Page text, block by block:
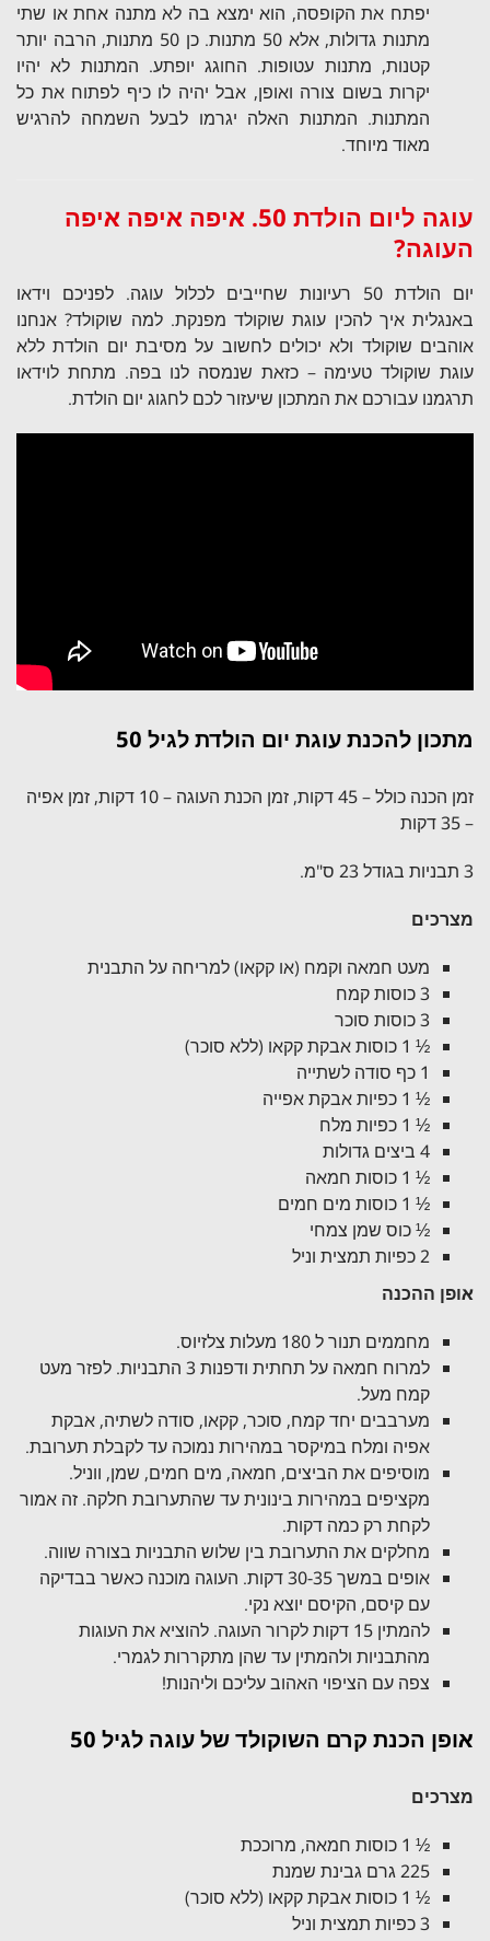
יפתח את הקופסה, הוא ימצא בה לא מתנה אחת או שתי
מתנות גדולות, אלא 50 מתנות. כן 50 מתנות, הרבה יותר
קטנות, מתנות עטופות. החוגג יופתע. המתנות לא יהיו
יקרות בשום צורה ואופן, אבל יהיה לו כיף לפתוח את כל
המתנות. המתנות האלה יגרמו לבעל השמחה להרגיש
מאוד מיוחד.
עוגה ליום הולדת 50. איפה איפה איפה
העוגה?
יום הולדת 50 רעיונות שחייבים לכלול עוגה. לפניכם וידאו
באנגלית איך להכין עוגת שוקולד מפנקת. למה שוקולד? אנחנו
אוהבים שוקולד ולא יכולים לחשוב על מסיבת יום הולדת ללא
עוגת שוקולד טעימה – כזאת שנמסה לנו בפה. מתחת לוידאו
תרגמנו עבורכם את המתכון שיעזור לכם לחגוג יום הולדת.
מתכון להכנת עוגת יום הולדת לגיל 50
זמן הכנה כולל – 45 דקות, זמן הכנת העוגה – 10 דקות, זמן אפיה
– 35 דקות
3 תבניות בגודל 23 ס"מ.
מצרכים
מעט חמאה וקמח (או קקאו) למריחה על התבנית
3 כוסות קמח
3 כוסות סוכר
½ 1 כוסות אבקת קקאו (ללא סוכר)
1 כף סודה לשתייה
½ 1 כפיות אבקת אפייה
½ 1 כפיות מלח
4 ביצים גדולות
½ 1 כוסות חמאה
½ 1 כוסות מים חמים
½ כוס שמן צמחי
2 כפיות תמצית וניל
אופן ההכנה
מחממים תנור ל 180 מעלות צלזיוס.
למרוח חמאה על תחתית ודפנות 3 התבניות. לפזר מעט
קמח מעל.
מערבבים יחד קמח, סוכר, קקאו, סודה לשתיה, אבקת
אפיה ומלח במיקסר במהירות נמוכה עד לקבלת תערובת.
מוסיפים את הביצים, חמאה, מים חמים, שמן, ווניל.
מקציפים במהירות בינונית עד שהתערובת חלקה. זה אמור
לקחת רק כמה דקות.
מחלקים את התערובת בין שלוש התבניות בצורה שווה.
אופים במשך 30-35 דקות. העוגה מוכנה כאשר בבדיקה
עם קיסם, הקיסם יוצא נקי.
להמתין 15 דקות לקרור העוגה. להוציא את העוגות
מהתבניות ולהמתין עד שהן מתקררות לגמרי.
צפה עם הציפוי האהוב עליכם וליהנות!
אופן הכנת קרם השוקולד של עוגה לגיל 50
מצרכים
½ 1 כוסות חמאה, מרוככת
225 גרם גבינת שמנת
½ 1 כוסות אבקת קקאו (ללא סוכר)
3 כפיות תמצית וניל